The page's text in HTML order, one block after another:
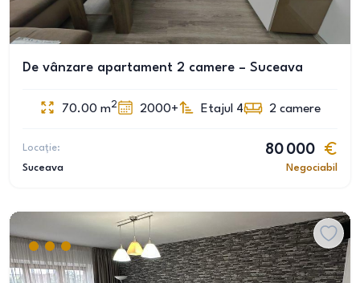
De vânzare apartament 2 camere – Suceava
70.00 m2 2000+ Etajul 4 2 camere
Locație:
Suceava
80 000
Negociabil